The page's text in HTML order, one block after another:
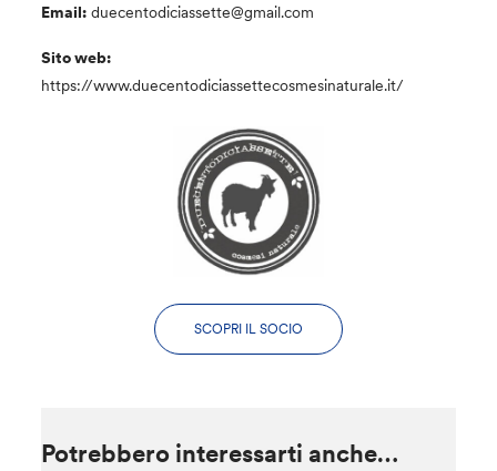
Email: duecentodiciassette@gmail.com
Sito web:
https://www.duecentodiciassettecosmesinaturale.it/
SCOPRI IL SOCIO
Potrebbero interessarti anche…